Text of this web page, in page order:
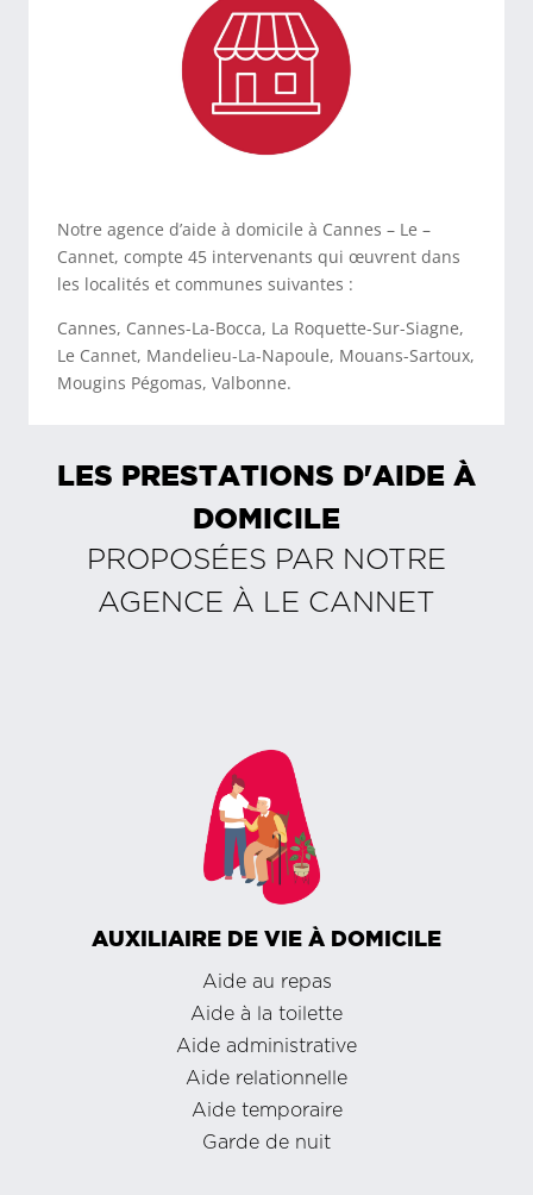
Notre agence d’aide à domicile à Cannes – Le –
Cannet, compte 45 intervenants qui œuvrent dans
les localités et communes suivantes :
Cannes, Cannes-La-Bocca, La Roquette-Sur-Siagne,
Le Cannet, Mandelieu-La-Napoule, Mouans-Sartoux,
Mougins Pégomas, Valbonne.
LES PRESTATIONS D'AIDE À
DOMICILE
PROPOSÉES PAR NOTRE
AGENCE À LE CANNET
AUXILIAIRE DE VIE À DOMICILE
Aide au repas
Aide à la toilette
Aide administrative
Aide relationnelle
Aide temporaire
Garde de nuit